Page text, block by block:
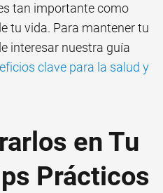
tan importante como
tu vida. Para mantener tu
interesar nuestra guía
clave para la salud y
en Tu
Prácticos